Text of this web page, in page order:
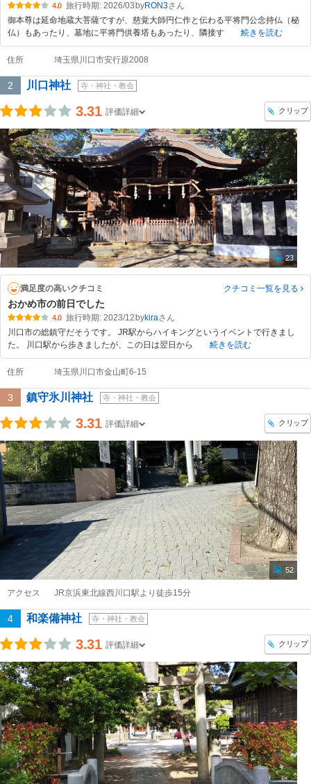
4.0 旅行時期: 2026/03 byRON3
御本尊は延命地蔵大菩薩ですが、慈覚大師円仁作と伝わる平将門公念持仏（秘
仏）もあったり、墓地に平将門供養塔もあったり、隣接す
続きを読む
住所 埼玉県川口市安行原2008
2 川口神社 寺・神社・教会
3.31 評価詳細 クリップ
23
満足度の高いクチコミ クチコミ一覧を見る
おかめ市の前日でした
4.0 旅行時期: 2023/12 bykira
川口市の総鎮守だそうです。 JR駅からハイキングというイベントで行きまし
た。 川口駅から歩きましたが、この日は翌日から
続きを読む
住所 埼玉県川口市金山町6-15
3 鎮守氷川神社 寺・神社・教会
3.31 評価詳細 クリップ
52
アクセス JR京浜東北線西川口駅より徒歩15分
4 和楽備神社 寺・神社・教会
3.31 評価詳細 クリップ